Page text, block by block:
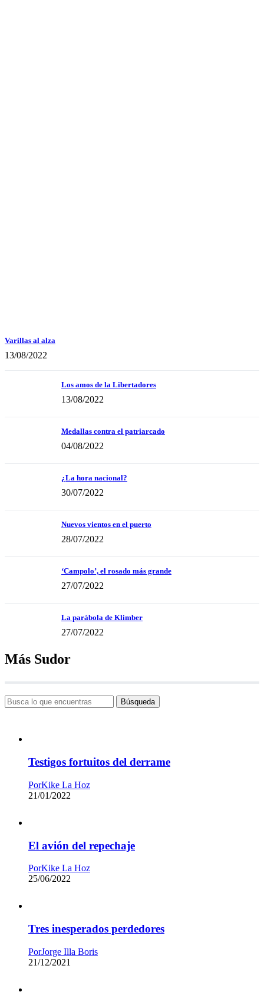
Varillas al alza
13/08/2022
Los amos de la Libertadores
13/08/2022
Medallas contra el patriarcado
04/08/2022
¿La hora nacional?
30/07/2022
Nuevos vientos en el puerto
28/07/2022
‘Campolo’, el rosado más grande
27/07/2022
La parábola de Klimber
27/07/2022
Más Sudor
Búsqueda
Testigos fortuitos del derrame
PorKike La Hoz
21/01/2022
El avión del repechaje
PorKike La Hoz
25/06/2022
Tres inesperados perdedores
PorJorge Illa Boris
21/12/2021